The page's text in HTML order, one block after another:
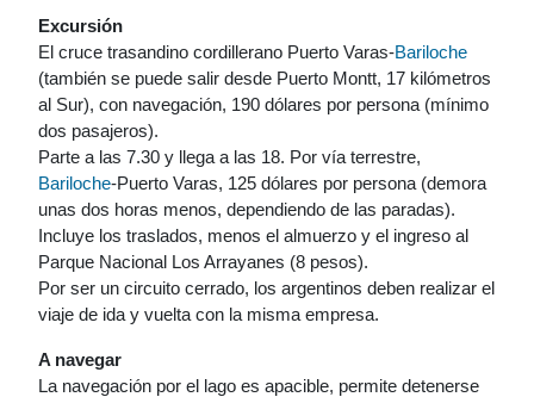
Excursión
El cruce trasandino cordillerano Puerto Varas-Bariloche
(también se puede salir desde Puerto Montt, 17 kilómetros
al Sur), con navegación, 190 dólares por persona (mínimo
dos pasajeros).
Parte a las 7.30 y llega a las 18. Por vía terrestre,
Bariloche-Puerto Varas, 125 dólares por persona (demora
unas dos horas menos, dependiendo de las paradas).
Incluye los traslados, menos el almuerzo y el ingreso al
Parque Nacional Los Arrayanes (8 pesos).
Por ser un circuito cerrado, los argentinos deben realizar el
viaje de ida y vuelta con la misma empresa.
A navegar
La navegación por el lago es apacible, permite detenerse